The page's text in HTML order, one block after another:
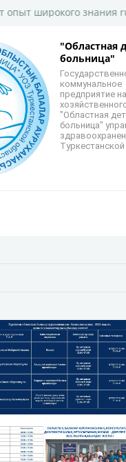
знания ru
"Областная
больница"
коммунальное
предприятие
"Областная
больница"